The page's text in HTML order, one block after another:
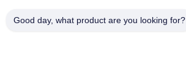
Good day, what product are you looking for?